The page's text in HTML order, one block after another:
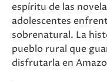
espíritu de las
adolescentes
sobrenatural. La
pueblo rural que
disfrutarla en